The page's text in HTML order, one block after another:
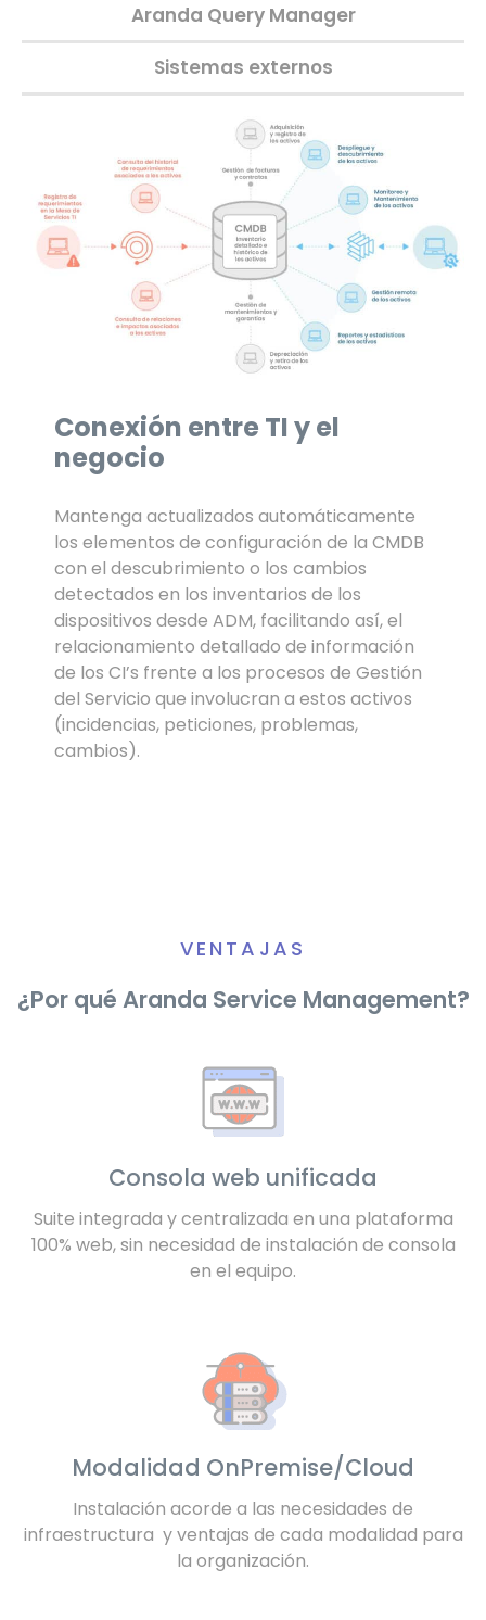
Aranda Query Manager
Sistemas externos
Conexión entre TI y el
negocio
Mantenga actualizados automáticamente
los elementos de configuración de la CMDB
con el descubrimiento o los cambios
detectados en los inventarios de los
dispositivos desde ADM, facilitando así, el
relacionamiento detallado de información
de los CI’s frente a los procesos de Gestión
del Servicio que involucran a estos activos
(incidencias, peticiones, problemas,
cambios).
2 5
VENTAJAS
¿Por qué Aranda Service Management?
Consola web unificada
Suite integrada y centralizada en una plataforma
100% web, sin necesidad de instalación de consola
en el equipo.
Modalidad OnPremise/Cloud
Instalación acorde a las necesidades de
infraestructura y ventajas de cada modalidad para
la organización.